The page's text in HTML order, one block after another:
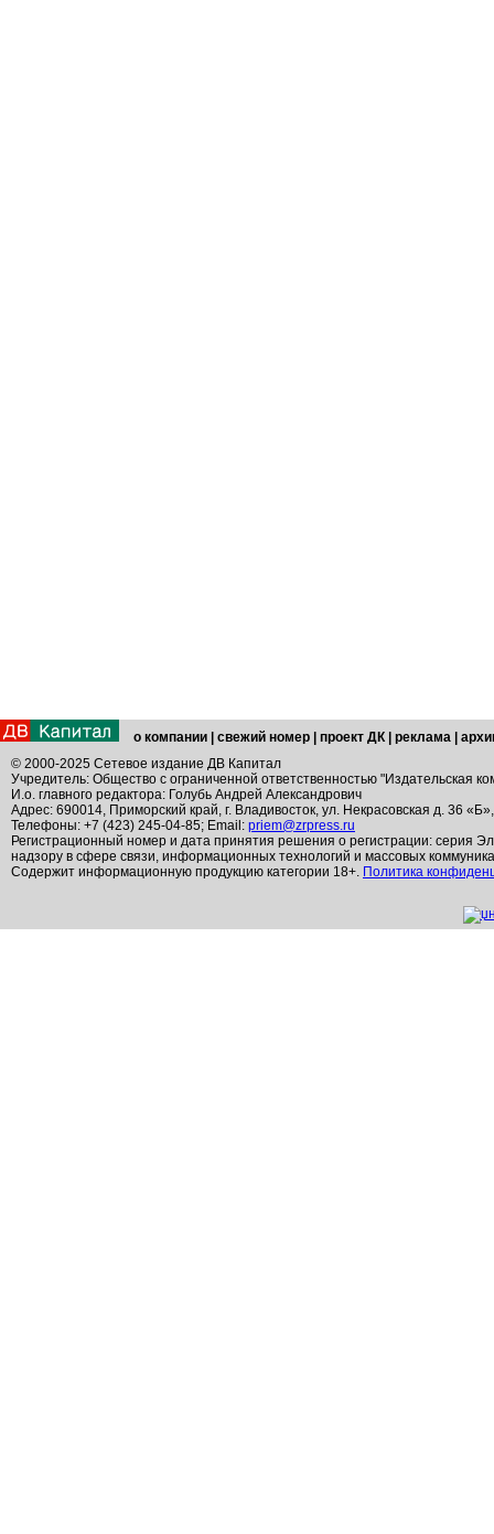
о компании свежий номер проект ДК реклама
© 2000-2025 Сетевое издание ДВ Капитал
Учредитель: Общество с ограниченной ответственностью "Издательская
И.о. главного редактора: Голубь Андрей Александрович
Адрес: 690014, Приморский край, г. Владивосток, ул. Некрасовская д. 36
Телефоны: +7 (423) 245-04-85; Email: priem@zrpress.ru
Регистрационный номер и дата принятия решения о регистрации: серия
надзору в сфере связи, информационных технологий и массовых
Содержит информационную продукцию категории 18+. Политика